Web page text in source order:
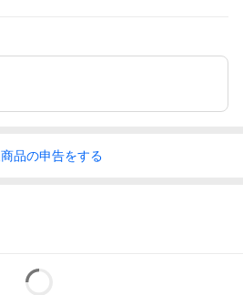
商品の申告をする